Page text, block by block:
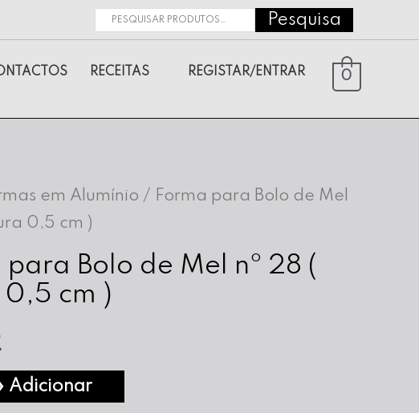
Pesquisar
Pesquisa
RECEITAS REGISTAR/ENTRAR 0
em Alumínio / Forma para Bolo de Mel
0,5 cm )
para Bolo de Mel nº 28 (
cm )
Adicionar